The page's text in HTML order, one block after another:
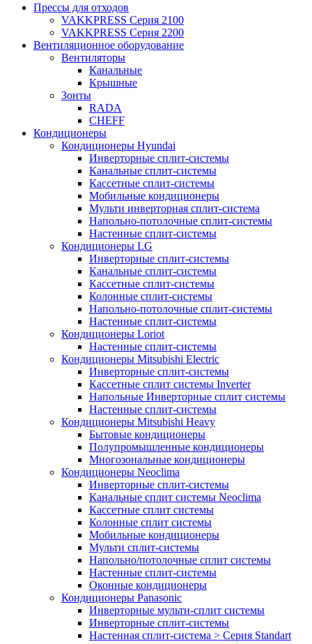
Прессы для отходов
VAKKPRESS Серия 2100
VAKKPRESS Серия 2200
Вентиляционное оборудование
Вентиляторы
Канальные
Крышные
Зонты
RADA
CHEFF
Кондиционеры
Кондиционеры Hyundai
Инверторные сплит-системы
Канальные сплит-системы
Кассетные сплит-системы
Мобильные кондиционеры
Мульти инверторная сплит-система
Напольно-потолочные сплит-системы
Настенные сплит-системы
Кондиционеры LG
Инверторные сплит-системы
Канальные сплит-системы
Кассетные сплит-системы
Колонные сплит-системы
Напольно-потолочные сплит-системы
Настенные сплит-системы
Кондиционеры Loriot
Настенные сплит-системы
Кондиционеры Mitsubishi Electric
Инверторные сплит-системы
Кассетные сплит системы Inverter
Напольные Инверторные сплит системы
Настенные сплит-системы
Кондиционеры Mitsubishi Heavy
Бытовые кондиционеры
Полупромышленные кондиционеры
Многозональные кондиционеры
Кондиционеры Neoclima
Инверторные сплит-системы
Канальные сплит системы Neoclima
Кассетные сплит системы
Колонные сплит системы
Мобильные кондиционеры
Мульти сплит-системы
Напольно/потолочные сплит системы
Настенные сплит-системы
Оконные кондиционеры
Кондиционеры Panasonic
Инверторные мульти-сплит системы
Инверторные сплит-системы
Настенная сплит-система > Серия Standart